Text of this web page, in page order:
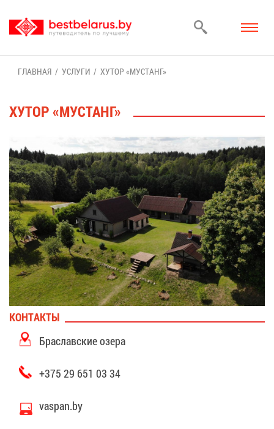
ГЛАВ­НАЯ УСЛУ­ГИ ХУ­ТОР «МУ­СТАНГ»
ХУ­ТОР «МУ­СТАНГ»
КОН­ТАК­ТЫ
Бра­слав­ские озе­ра
+375 29 651 03 34
vaspan.by